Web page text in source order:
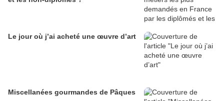
Le jour où j’ai acheté une œuvre d’art
Miscellanées gourmandes de Pâques